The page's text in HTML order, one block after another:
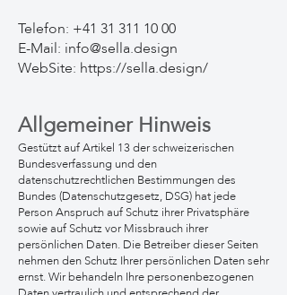
Telefon: +41 31 311 10 00
E-Mail: info@sella.design
WebSite: https://sella.design/
Allgemeiner Hinweis
Gestützt auf Artikel 13 der schweizerischen
Bundesverfassung und den
datenschutzrechtlichen Bestimmungen des
Bundes (Datenschutzgesetz, DSG) hat jede
Person Anspruch auf Schutz ihrer Privatsphäre
sowie auf Schutz vor Missbrauch ihrer
persönlichen Daten. Die Betreiber dieser Seiten
nehmen den Schutz Ihrer persönlichen Daten sehr
ernst. Wir behandeln Ihre personenbezogenen